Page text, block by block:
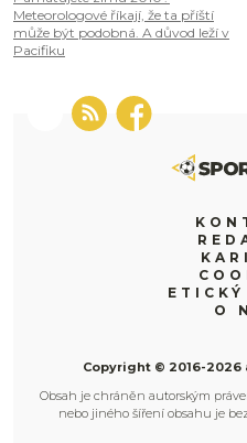
Meteorologové říkají, že ta příští
může být podobná. A důvod leží v
Pacifiku
O
Copyright © 2016-2026
Obsah je chráněn autorským
nebo jiného šíření obsahu je